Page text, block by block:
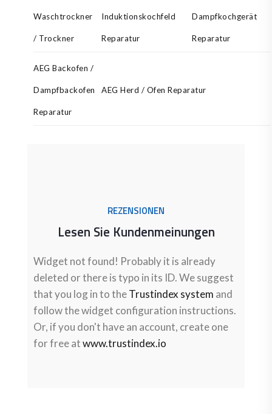
Waschtrockner
/ Trockner
Induktionskochfeld
Reparatur
Dampfkochgerät
Reparatur
AEG Backofen /
Dampfbackofen
Reparatur
AEG Herd / Ofen Reparatur
REZENSIONEN
Lesen Sie Kundenmeinungen
Widget not found! Probably it is already
deleted or there is typo in its ID. We suggest
that you log in to theTrustindex system and
follow the widget configuration instructions.
Or, if you don't have an account, create one
for free atwww.trustindex.io